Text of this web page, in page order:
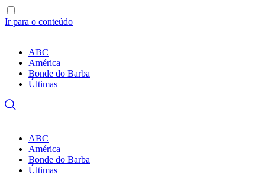
Ir para o conteúdo
ABC
América
Bonde do Barba
Últimas
ABC
América
Bonde do Barba
Últimas